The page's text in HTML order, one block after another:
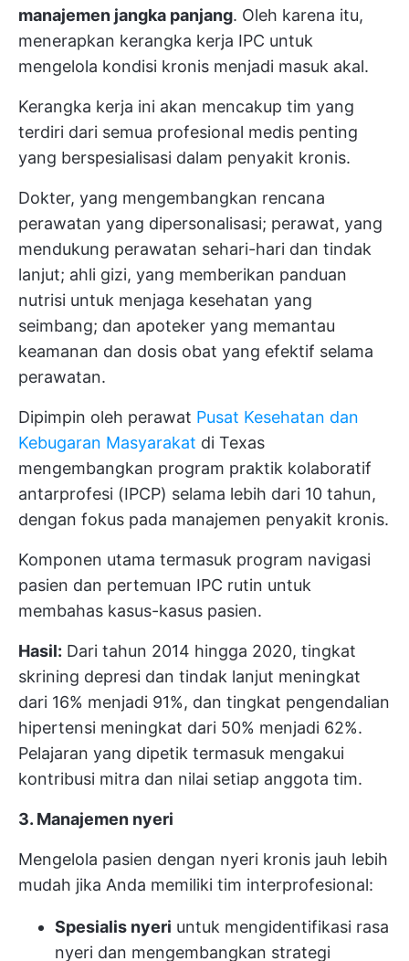
manajemen jangka panjang. Oleh karena itu,
menerapkan kerangka kerja IPC untuk
mengelola kondisi kronis menjadi masuk akal.
Kerangka kerja ini akan mencakup tim yang
terdiri dari semua profesional medis penting
yang berspesialisasi dalam penyakit kronis.
Dokter, yang mengembangkan rencana
perawatan yang dipersonalisasi; perawat, yang
mendukung perawatan sehari-hari dan tindak
lanjut; ahli gizi, yang memberikan panduan
nutrisi untuk menjaga kesehatan yang
seimbang; dan apoteker yang memantau
keamanan dan dosis obat yang efektif selama
perawatan.
Dipimpin oleh perawat Pusat Kesehatan dan
Kebugaran Masyarakat di Texas
mengembangkan program praktik kolaboratif
antarprofesi (IPCP) selama lebih dari 10 tahun,
dengan fokus pada manajemen penyakit kronis.
Komponen utama termasuk program navigasi
pasien dan pertemuan IPC rutin untuk
membahas kasus-kasus pasien.
Hasil: Dari tahun 2014 hingga 2020, tingkat
skrining depresi dan tindak lanjut meningkat
dari 16% menjadi 91%, dan tingkat pengendalian
hipertensi meningkat dari 50% menjadi 62%.
Pelajaran yang dipetik termasuk mengakui
kontribusi mitra dan nilai setiap anggota tim.
3. Manajemen nyeri
Mengelola pasien dengan nyeri kronis jauh lebih
mudah jika Anda memiliki tim interprofesional:
Spesialis nyeri untuk mengidentifikasi rasa
nyeri dan mengembangkan strategi